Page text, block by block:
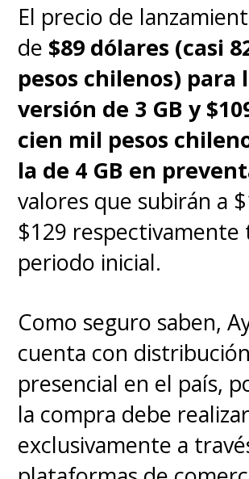
El precio de
de $89 dólares (casi
pesos chilenos) para
versión de 3 GB y
cien mil pesos
la de 4 GB en
valores que subirán a
$129 respectivamente
periodo inicial.
Como seguro saben,
cuenta con
presencial en el país,
la compra debe
exclusivamente a